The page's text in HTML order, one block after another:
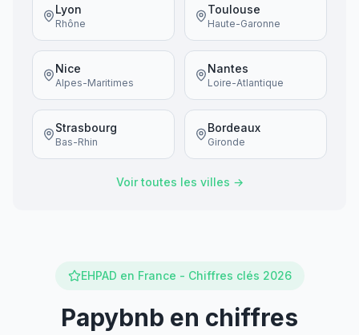
Lyon
Rhône
Toulouse
Haute-Garonne
Nice
Alpes-Maritimes
Nantes
Loire-Atlantique
Strasbourg
Bas-Rhin
Bordeaux
Gironde
Voir toutes les villes →
EHPAD en France - Chiffres clés 2026
Papybnb en chiffres